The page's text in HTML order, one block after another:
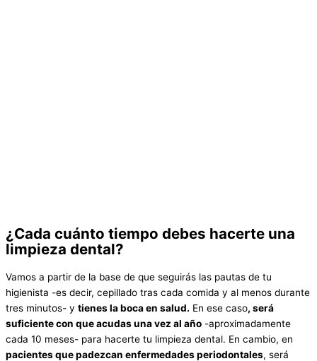
¿Cada cuánto tiempo debes hacerte una
limpieza dental?
Vamos a partir de la base de que seguirás las pautas de tu
higienista -es decir, cepillado tras cada comida y al menos durante
tres minutos- y tienes la boca en salud. En ese caso, será
suficiente con que acudas una vez al año -aproximadamente
cada 10 meses- para hacerte tu limpieza dental. En cambio, en
pacientes que padezcan enfermedades periodontales, será